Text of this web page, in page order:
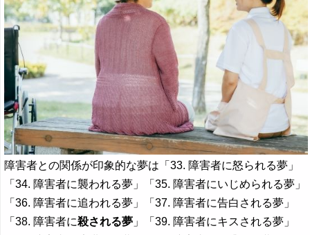
障害者との関係が印象的な夢は「33. 障害者に怒られる夢」
「34. 障害者に襲われる夢」「35. 障害者にいじめられる夢」
「36. 障害者に追われる夢」「37. 障害者に告白される夢」
「38. 障害者に殺される夢 」「39. 障害者にキスされる夢」